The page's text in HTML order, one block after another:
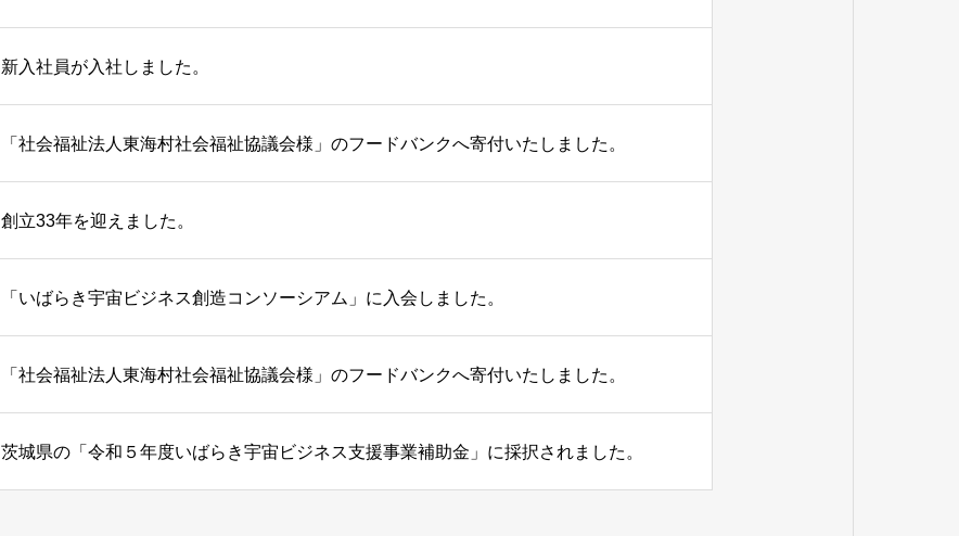
新入社員が入社しました。
「社会福祉法人東海村社会福祉協議会様」のフードバンクへ寄付いたしました。
創立33年を迎えました。
「いばらき宇宙ビジネス創造コンソーシアム」に入会しました。
「社会福祉法人東海村社会福祉協議会様」のフードバンクへ寄付いたしました。
茨城県の「令和５年度いばらき宇宙ビジネス支援事業補助金」に採択されました。